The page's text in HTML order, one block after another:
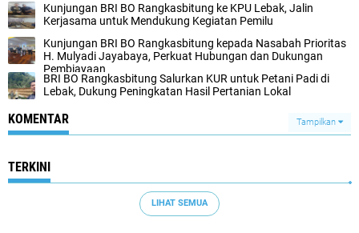
Kunjungan BRI BO Rangkasbitung ke KPU Lebak, Jalin
Kerjasama untuk Mendukung Kegiatan Pemilu
Kunjungan BRI BO Rangkasbitung kepada Nasabah Prioritas
H. Mulyadi Jayabaya, Perkuat Hubungan dan Dukungan
Pembiayaan
BRI BO Rangkasbitung Salurkan KUR untuk Petani Padi di
Lebak, Dukung Peningkatan Hasil Pertanian Lokal
KOMENTAR Tampilkan
TERKINI
LIHAT SEMUA